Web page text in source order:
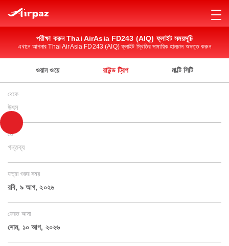
পরীক্ষা করুন Thai AirAsia FD243 (AIQ) ফ্লাইট সময়সূচি
এখানে আপনার Thai AirAsia FD243 (AIQ) ফ্লাইট স্থিতির সামায়িক হালচাল অদত্ত করুন
ওয়ান ওয়ে রাউন্ড ট্রিপ মাল্টি সিটি
থেকে
উৎস
তে
গন্তব্য
যাত্রা শুরুর সময়
রবি, ৯ আগ, ২০২৬
ফেরত আসা
সোম, ১০ আগ, ২০২৬